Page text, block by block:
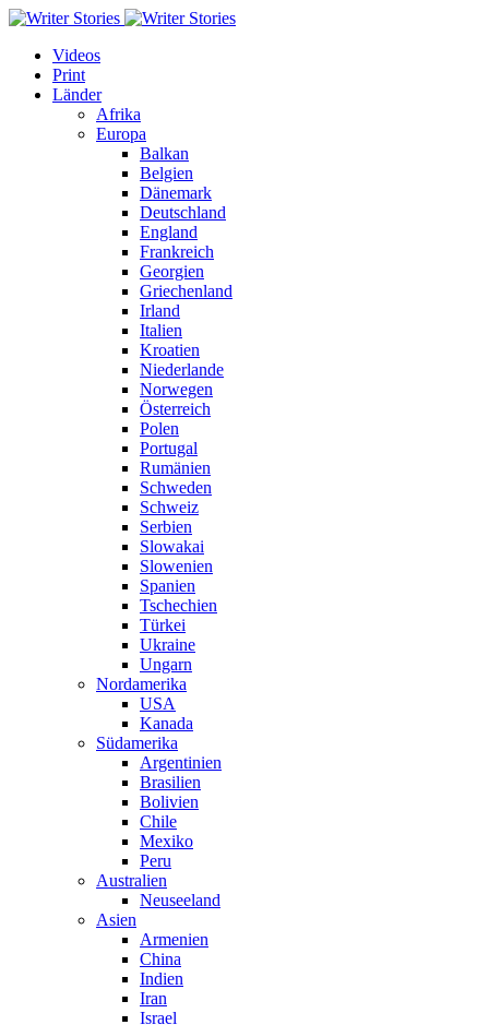
Videos
Print
Länder
Afrika
Europa
Balkan
Belgien
Dänemark
Deutschland
England
Frankreich
Georgien
Griechenland
Irland
Italien
Kroatien
Niederlande
Norwegen
Österreich
Polen
Portugal
Rumänien
Schweden
Schweiz
Serbien
Slowakai
Slowenien
Spanien
Tschechien
Türkei
Ukraine
Ungarn
Nordamerika
USA
Kanada
Südamerika
Argentinien
Brasilien
Bolivien
Chile
Mexiko
Peru
Australien
Neuseeland
Asien
Armenien
China
Indien
Iran
Israel